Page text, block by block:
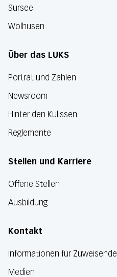
Sursee
Wolhusen
Über das LUKS
Porträt und Zahlen
Newsroom
Hinter den Kulissen
Reglemente
Stellen und Karriere
Offene Stellen
Ausbildung
Kontakt
Informationen für Zuweisende
Medien